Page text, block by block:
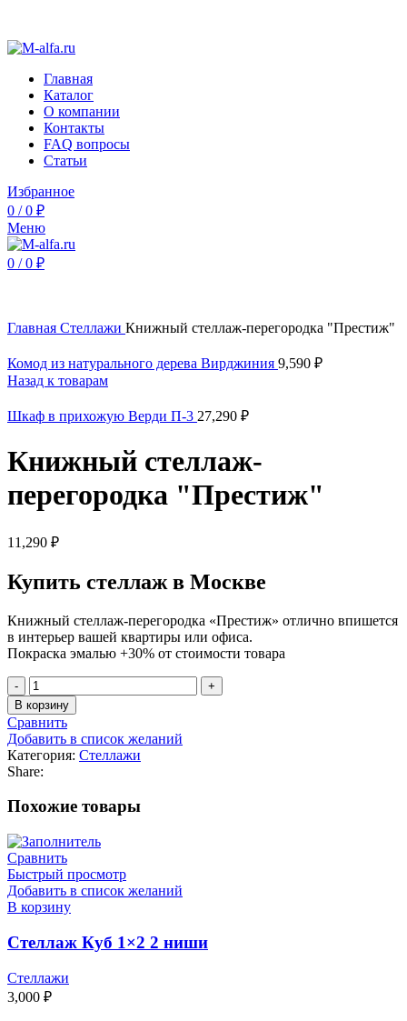
Главная
Каталог
О компании
Контакты
FAQ вопросы
Статьи
Избранное
0 / 0 ₽
Меню
0 / 0 ₽
Главная Стеллажи Книжный стеллаж-перегородка "Престиж"
Комод из натурального дерева Вирджиния 9,590 ₽
Назад к товарам
Шкаф в прихожую Верди П-3 27,290 ₽
Книжный стеллаж-
перегородка "Престиж"
11,290 ₽
Купить стеллаж в Москве
Книжный стеллаж-перегородка «Престиж» отлично впишется
в интерьер вашей квартиры или офиса.
Покраска эмалью +30% от стоимости товара
В корзину
Сравнить
Добавить в список желаний
Категория: Стеллажи
Share:
Похожие товары
Сравнить
Быстрый просмотр
Добавить в список желаний
В корзину
Стеллаж Куб 1×2 2 ниши
Стеллажи
3,000 ₽